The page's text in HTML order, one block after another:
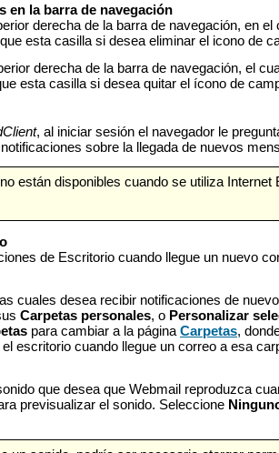
en la barra de navegación
derecha de la barra de navegación, en
esta casilla si desea eliminar el icono de
derecha de la barra de navegación, el
esta casilla si desea quitar el ícono de
, al iniciar sesión el navegador le
sobre la llegada de nuevos
están disponibles cuando se utiliza Internet
de Escritorio cuando llegue un nuevo
cuales desea recibir notificaciones de
Carpetas personales, o Personalizar
para cambiar a la página Carpetas,
escritorio cuando llegue un correo a esa
que desea que Webmail reproduzca
previsualizar el sonido. Seleccione